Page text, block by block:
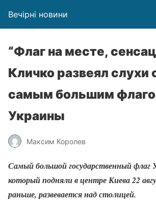
Вечірні новини
“Флаг на месте,
Кличко развеял слухи
самым большим
Украины
Максим Королев
Самый большой государственный флаг
который подняли в центре Киева 22
раньше, развевается над столицей.